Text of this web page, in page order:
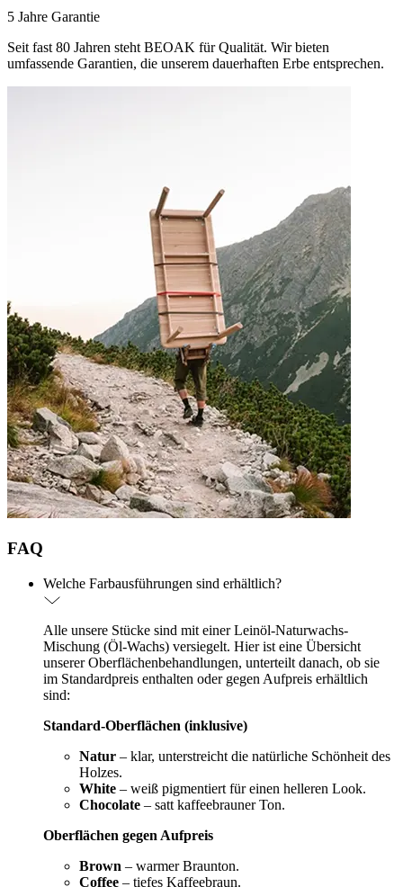
5 Jahre Garantie
Seit fast 80 Jahren steht BEOAK für Qualität. Wir bieten
umfassende Garantien, die unserem dauerhaften Erbe entsprechen.
FAQ
Welche Farbausführungen sind erhältlich?
Alle unsere Stücke sind mit einer Leinöl-Naturwachs-
Mischung (Öl-Wachs) versiegelt. Hier ist eine Übersicht
unserer Oberflächenbehandlungen, unterteilt danach, ob sie
im Standardpreis enthalten oder gegen Aufpreis erhältlich
sind:
Standard-Oberflächen (inklusive)
Natur – klar, unterstreicht die natürliche Schönheit des
Holzes.
White – weiß pigmentiert für einen helleren Look.
Chocolate – satt kaffeebrauner Ton.
Oberflächen gegen Aufpreis
Brown – warmer Braunton.
Coffee – tiefes Kaffeebraun.